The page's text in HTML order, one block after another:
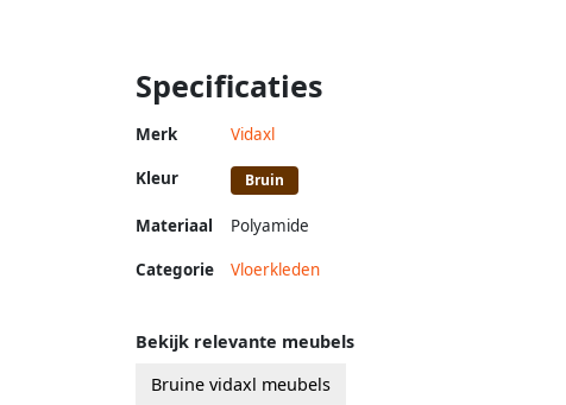
Specificaties
Merk Vidaxl
Kleur Bruin
Materiaal Polyamide
Categorie Vloerkleden
Bekijk relevante meubels
Bruine vidaxl meubels